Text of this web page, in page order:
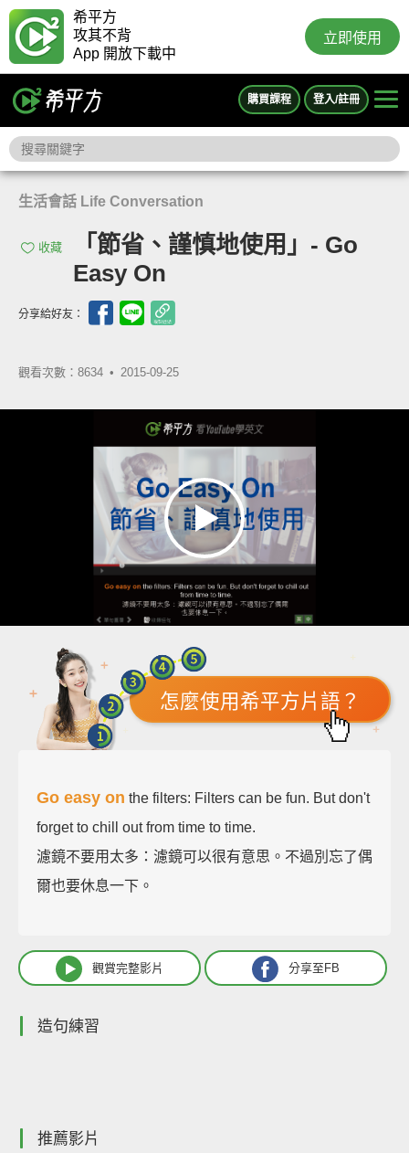
希平方
攻其不背
App 開放下載中
立即使用
購買課程 登入/註冊
生活會話 Life Conversation
收藏
「節省、謹慎地使用」- Go
Easy On
分享給好友：
觀看次數：8634 • 2015-09-25
怎麼使用希平方片語？
Go easy on the filters: Filters can be fun. But don't
forget to chill out from time to time.
濾鏡不要用太多：濾鏡可以很有意思。不過別忘了偶
爾也要休息一下。
觀賞完整影片 分享至FB
造句練習
推薦影片